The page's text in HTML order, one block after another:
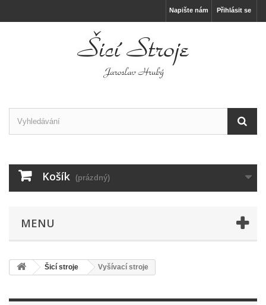
Přihlásit se
Napište nám
Košík (prázdný)
MENU
Šicí stroje Vyšívací stroje